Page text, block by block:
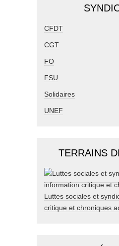
CFDT
CGT
FO
FSU
Solidaires
UNEF
TERRAINS
Luttes sociales et
critique et chroniques